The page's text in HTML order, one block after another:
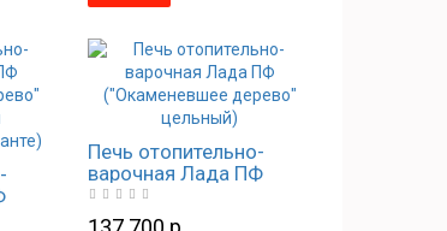
Печь отопительно-
варочная Лада ПФ
("Окаменевшее дерево"
цельный)